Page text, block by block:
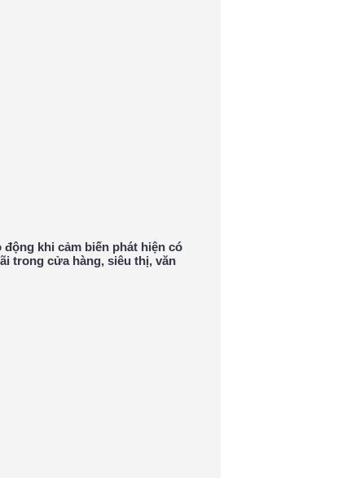
khi cảm biến phát hiện có
trong cửa hàng, siêu thị, văn